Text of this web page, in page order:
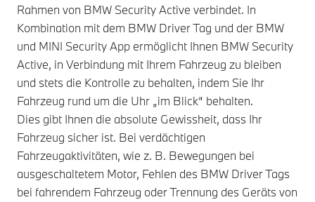
Rahmen von BMW Security Active verbindet. In
Kombination mit dem BMW Driver Tag und der BMW
und MINI Security App ermöglicht Ihnen BMW Security
Active, in Verbindung mit Ihrem Fahrzeug zu bleiben
und stets die Kontrolle zu behalten, indem Sie Ihr
Fahrzeug rund um die Uhr „im Blick“ behalten.
Dies gibt Ihnen die absolute Gewissheit, dass Ihr
Fahrzeug sicher ist. Bei verdächtigen
Fahrzeugaktivitäten, wie z. B. Bewegungen bei
ausgeschaltetem Motor, Fehlen des BMW Driver Tags
bei fahrendem Fahrzeug oder Trennung des Geräts von